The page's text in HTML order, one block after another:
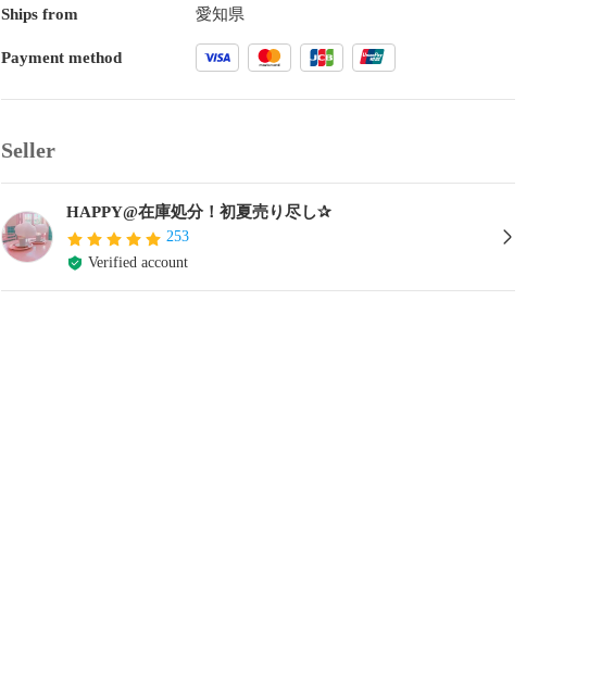
Ships from 愛知県
Payment method
Seller
HAPPY@在庫処分！初夏売り尽し✰︎
253
Verified account